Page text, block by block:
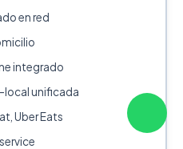
en red
integrado
unificada
Uber Eats